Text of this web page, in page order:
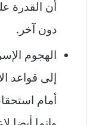
أن القدرة
دون آخر.
الهجوم
إلى قواعد
أمام